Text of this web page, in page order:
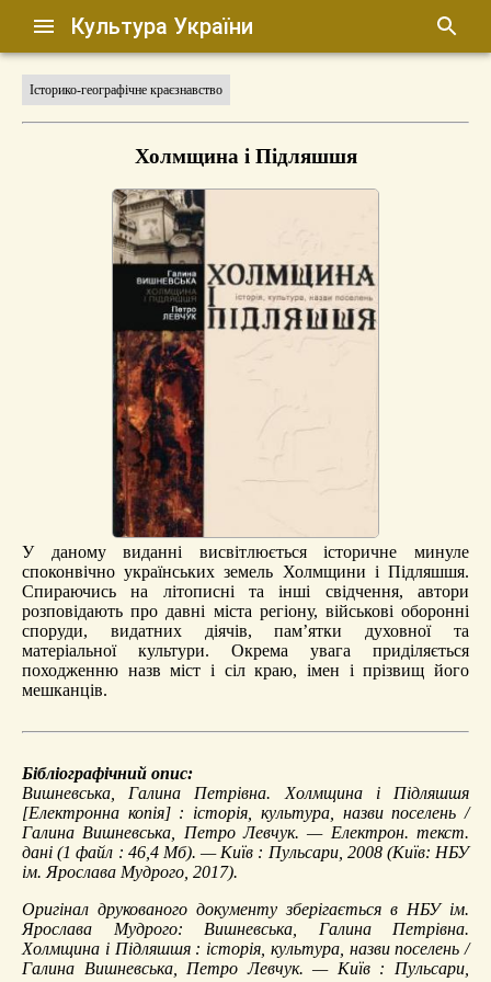
Культура України
Історико-географічне краєзнавство
Холмщина і Підляшшя
У даному виданні висвітлюється історичне минуле
споконвічно українських земель Холмщини і Підляшшя.
Спираючись на літописні та інші свідчення, автори
розповідають про давні міста регіону, військові оборонні
споруди, видатних діячів, пам’ятки духовної та
матеріальної культури. Окрема увага приділяється
походженню назв міст і сіл краю, імен і прізвищ його
мешканців.
Бібліографічний опис:
Вишневська, Галина Петрівна. Холмщина і Підляшшя
[Електронна копія] : історія, культура, назви поселень /
Галина Вишневська, Петро Левчук. — Електрон. текст.
дані (1 файл : 46,4 Мб). — Київ : Пульсари, 2008 (Київ: НБУ
ім. Ярослава Мудрого, 2017).
Оригінал друкованого документу зберігається в НБУ ім.
Ярослава Мудрого: Вишневська, Галина Петрівна.
Холмщина і Підляшшя : історія, культура, назви поселень /
Галина Вишневська, Петро Левчук. — Київ : Пульсари,